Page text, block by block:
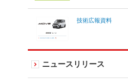
技術広報資料
ニュースリリース